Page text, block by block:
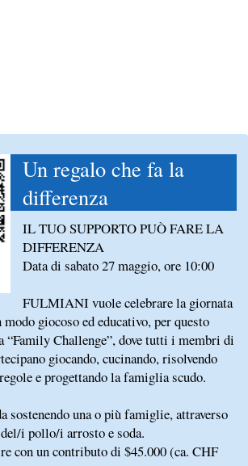
Un regalo che fa la
differenza
IL TUO SUPPORTO PUÒ FARE LA
DIFFERENZA
Data di sabato 27 maggio, ore 10:00
FULMIANI vuole celebrare la giornata
giocoso ed educativo, per questo
“Family Challenge”, dove tutti i membri di
giocando, cucinando, risolvendo
e progettando la famiglia scudo.
sostenendo una o più famiglie, attraverso
i pollo/i arrosto e soda.
con un contributo di $45.000 (ca. CHF